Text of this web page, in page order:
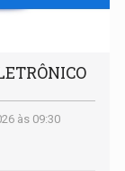
às 09:30